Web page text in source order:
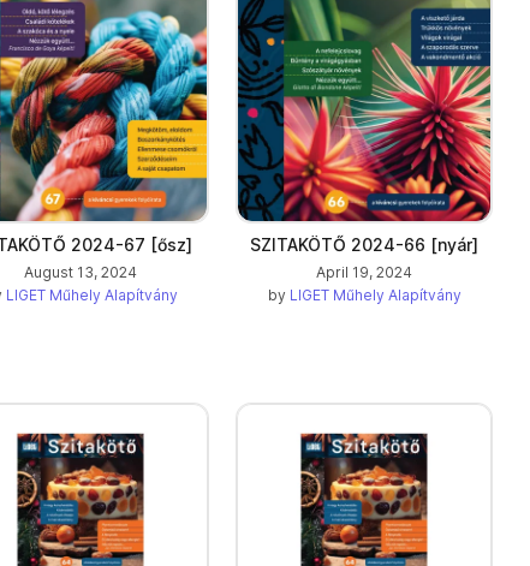
2024-67 [ősz]
August 13, 2024
LIGET Műhely Alapítvány
SZITAKÖTŐ 2024-66 [nyár]
April 19, 2024
by LIGET Műhely Alapítvány